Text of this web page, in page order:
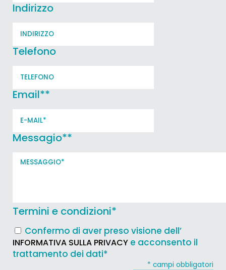
Indirizzo
Telefono
Email**
Messagio**
Termini e condizioni*
Confermo di aver preso visione dell’
INFORMATIVA SULLA PRIVACY e acconsento il
trattamento dei dati*
* campi obbligatori